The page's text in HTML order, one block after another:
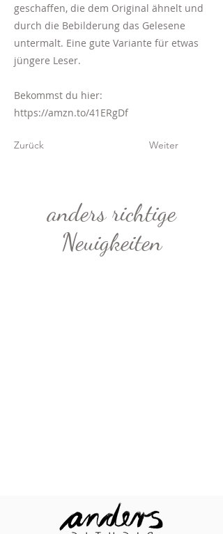
geschaffen, die dem Original ähnelt und
durch die Bebilderung das Gelesene
untermalt. Eine gute Variante für etwas
jüngere Leser.
Bekommst du hier:
https://amzn.to/41ERgDf
Zurück Weiter
anders richtige
Neuigkeiten